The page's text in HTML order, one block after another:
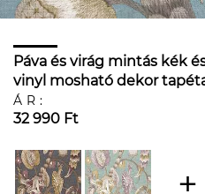
Páva és virág mintás kék
vinyl mosható dekor
ÁR:
32 990 Ft